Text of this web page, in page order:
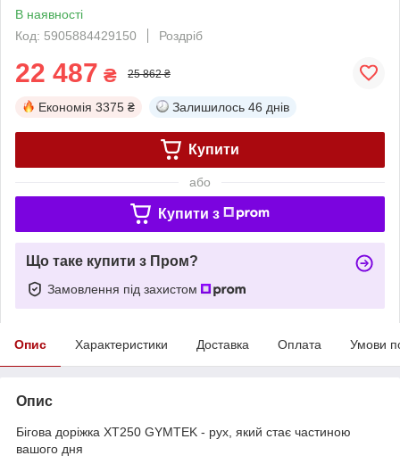
В наявності
Код: 5905884429150
Роздріб
22 487 ₴ 25 862 ₴
Економія 3375 ₴ Залишилось 46 днів
Купити
або
Купити з
Що таке купити з Пром?
Замовлення під захистом
Опис Характеристики Доставка Оплата Умови
Опис
Бігова доріжка XT250 GYMTEK - рух, який стає частиною
вашого дня